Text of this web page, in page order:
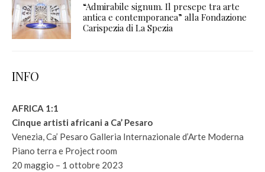
“Admirabile signum. Il presepe tra arte
antica e contemporanea” alla Fondazione
Carispezia di La Spezia
INFO
AFRICA 1:1
Cinque artisti africani a Ca’ Pesaro
Venezia, Ca’ Pesaro Galleria Internazionale d’Arte Moderna
Piano terra e Project room
20 maggio – 1 ottobre 2023